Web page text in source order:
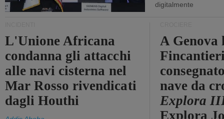
digitalmente
L'Unione Africana
condanna gli attacchi
alle navi cisterna nel
Mar Rosso rivendicati
dagli Houthi
A Genova
nave da
Explora
Explora